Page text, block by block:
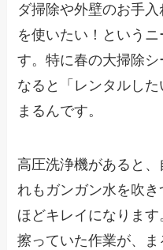
ダ掃除や外壁のお手
を使いたい！という
す。特に春の大掃除
なると「レンタルし
まるんです。
高圧洗浄機があると
れもガンガン水を吹
ほどキレイになりま
擦っていた作業が、